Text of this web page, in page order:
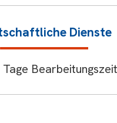
Dienste
Tage Bearbeitungszeit